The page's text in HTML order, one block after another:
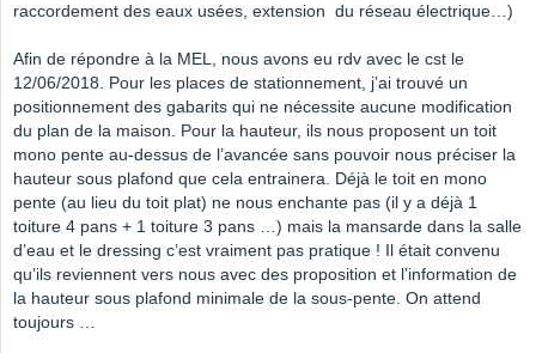
raccordement des eaux usées, extension du réseau électrique…)
Afin de répondre à la MEL, nous avons eu rdv avec le cst le
12/06/2018. Pour les places de stationnement, j’ai trouvé un
positionnement des gabarits qui ne nécessite aucune modification
du plan de la maison. Pour la hauteur, ils nous proposent un toit
mono pente au-dessus de l’avancée sans pouvoir nous préciser la
hauteur sous plafond que cela entrainera. Déjà le toit en mono
pente (au lieu du toit plat) ne nous enchante pas (il y a déjà 1
toiture 4 pans + 1 toiture 3 pans …) mais la mansarde dans la salle
d’eau et le dressing c’est vraiment pas pratique ! Il était convenu
qu’ils reviennent vers nous avec des proposition et l’information de
la hauteur sous plafond minimale de la sous-pente. On attend
toujours …